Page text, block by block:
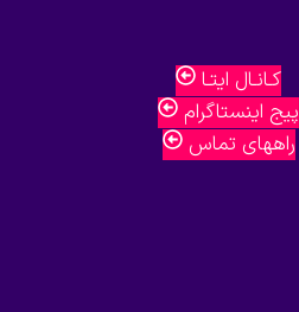
کـانـال ایتـا
پیج اینستاگرام
راههای تماس